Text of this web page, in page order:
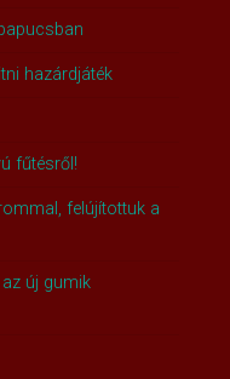
hazárdjáték
fűtésről!
felújítottuk a
új gumik